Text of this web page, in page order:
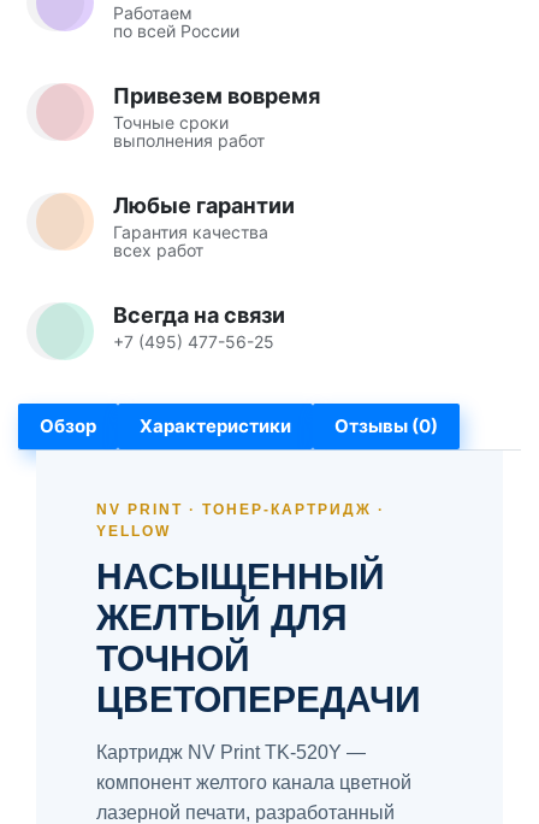
Работаем
по всей России
Привезем вовремя
Точные сроки
выполнения работ
Любые гарантии
Гарантия качества
всех работ
Всегда на связи
+7 (495) 477-56-25
Обзор Характеристики Отзывы (0)
NV PRINT · ТОНЕР-КАРТРИДЖ ·
YELLOW
НАСЫЩЕННЫЙ
ЖЕЛТЫЙ ДЛЯ
ТОЧНОЙ
ЦВЕТОПЕРЕДАЧИ
Картридж NV Print TK-520Y —
компонент желтого канала цветной
лазерной печати, разработанный